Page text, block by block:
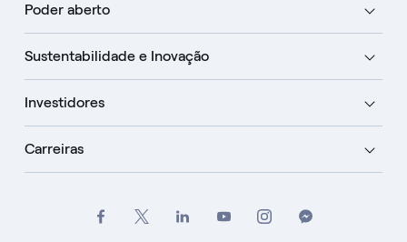
Poder aberto
Sustentabilidade e Inovação
Investidores
Carreiras